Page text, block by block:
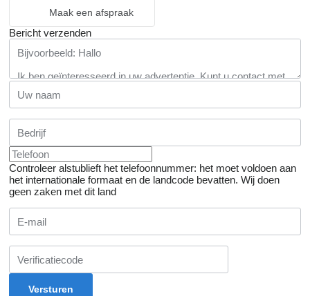
Maak een afspraak
Bericht verzenden
Controleer alstublieft het telefoonnummer: het moet voldoen aan
het internationale formaat en de landcode bevatten. Wij doen
geen zaken met dit land